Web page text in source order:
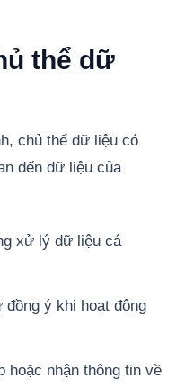
thể dữ
chủ thể dữ liệu có
đến dữ liệu của
xử lý dữ liệu cá
ý khi hoạt động
hoặc nhận thông tin về